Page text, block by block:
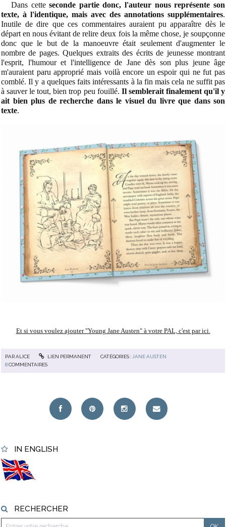
Dans cetteseconde partie donc, l'auteur nous représente son
texte, à l'identique, mais avec des annotations supplémentaires.
Inutile de dire que ces commentaires auraient pu apparaître dès le
départ en nous évitant de relire deux fois la même chose, je soupçonne
donc que le but de la manoeuvre était seulement d'augmenter le
nombre de pages. Quelques extraits des écrits de jeunesse montrant
l'esprit, l'humour et l'intelligence de Jane dès son plus jeune âge
m'auraient paru approprié mais voilà encore un espoir qui ne fut pas
comblé. Il y a quelques faits intéressants à la fin mais cela ne suffit pas
à sauver le tout, bien trop peu fouillé. Il semblerait finalement qu'il y
ait bien plus de recherche dans le visuel du livre que dans son
texte.
Et si vous voulez ajouter "Young Jane Austen" à votre PAL, c'est par ici.
PARALICE LIEN PERMANENT CATÉGORIES :JANE AUSTEN
8COMMENTAIRES
IN ENGLISH
RECHERCHER